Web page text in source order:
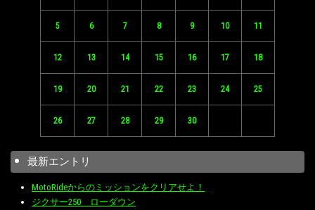
5 6 7 8 9 10 11
12 13 14 15 16 17 18
19 20 21 22 23 24 25
26 27 28 29 30
最新エントリ
MotoRideからのミッションをクリアせよ！
ジクサー250 ローダウン